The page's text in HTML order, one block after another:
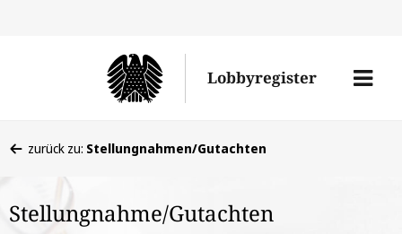
Lobbyregister
Menü
befinden
hier:
zurück zu: Stellungnahmen/Gutachten
Stellungnahme/Gutachten